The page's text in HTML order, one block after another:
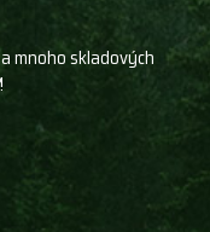
mnoho skladových